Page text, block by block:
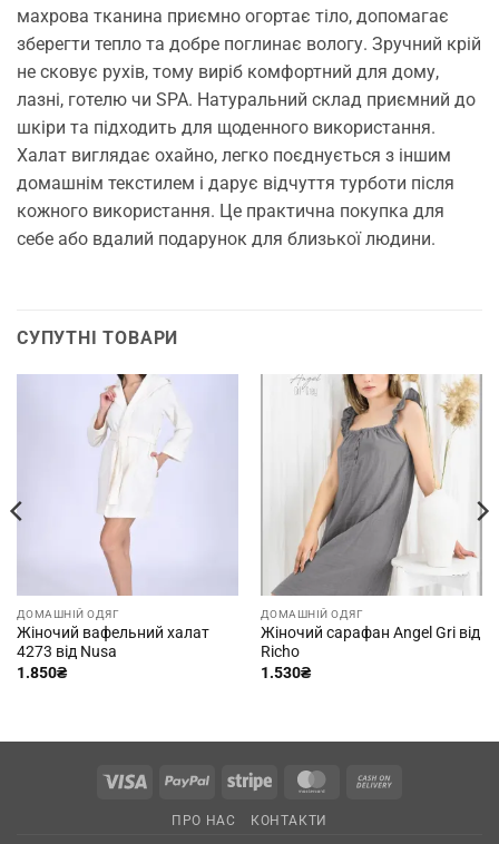
махрова тканина приємно огортає тіло, допомагає
зберегти тепло та добре поглинає вологу. Зручний крій
не сковує рухів, тому виріб комфортний для дому,
лазні, готелю чи SPA. Натуральний склад приємний до
шкіри та підходить для щоденного використання.
Халат виглядає охайно, легко поєднується з іншим
домашнім текстилем і дарує відчуття турботи після
кожного використання. Це практична покупка для
себе або вдалий подарунок для близької людини.
СУПУТНІ ТОВАРИ
ДОМАШНІЙ ОДЯГ
Жіночий вафельний халат
4273 від Nusa
1.850₴
ДОМАШНІЙ ОДЯГ
Жіночий сарафан Angel Gri від
Richo
1.530₴
Visa PayPal Stripe MasterCard
ПРО НАС КОНТАКТИ